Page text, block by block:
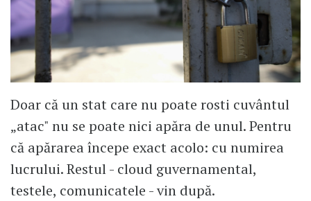
Doar că un stat care nu poate rosti cuvântul
„atac" nu se poate nici apăra de unul. Pentru
că apărarea începe exact acolo: cu numirea
lucrului. Restul - cloud guvernamental,
testele, comunicatele - vin după.